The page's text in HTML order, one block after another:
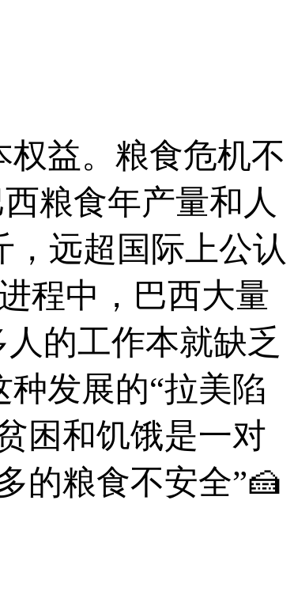
益。粮食危机不
粮食年产量和人
，远超国际上公认
程中，巴西大量
的工作本就缺乏
发展的“拉美陷
困和饥饿是一对
的粮食不安全”🍰